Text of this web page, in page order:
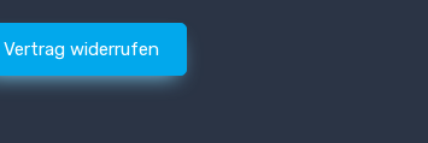
Vertrag widerrufen